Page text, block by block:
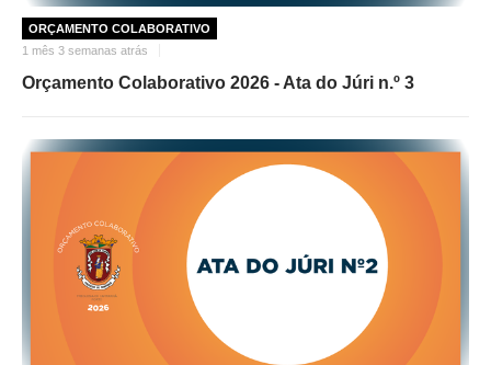
ORÇAMENTO COLABORATIVO
1 mês 3 semanas atrás
Orçamento Colaborativo 2026 - Ata do Júri n.º 3